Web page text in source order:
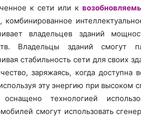
к сети или к
комбинированное
владельцев зданий
Владельцы зданий смогут
стабильность сети для своих
заряжаясь, когда
эту энергию при высоком
оснащено технологией
смогут использовать